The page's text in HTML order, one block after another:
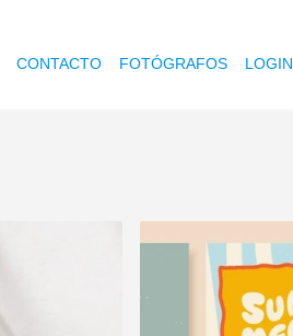
CONTACTO FOTÓGRAFOS LOGIN